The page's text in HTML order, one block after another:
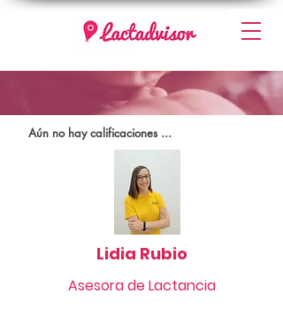
Aún no hay calificaciones ...
Lidia Rubio
Asesora de Lactancia